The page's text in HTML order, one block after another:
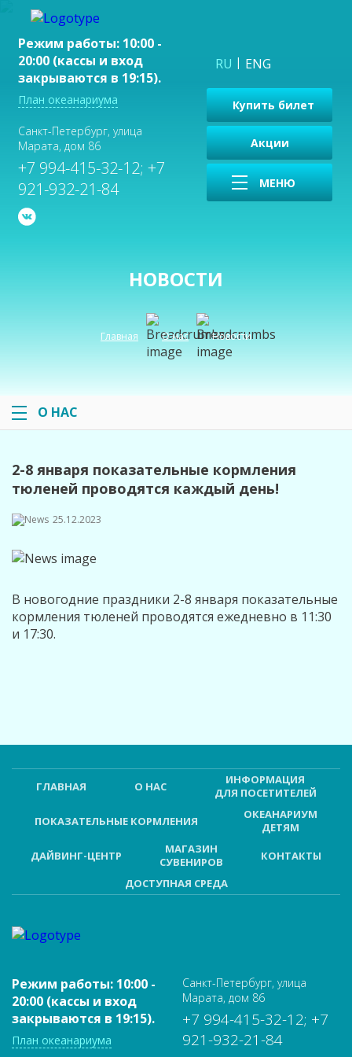
Режим работы: 10:00 -
20:00 (кассы и вход
закрываются в 19:15).
План океанариума
Санкт-Петербург, улица
Марата, дом 86
+7 994-415-32-12; +7
921-932-21-84
RU ENG
Купить билет
Акции
МЕНЮ
НОВОСТИ
Главная О нас Новости
О НАС
2-8 января показательные кормления
тюленей проводятся каждый день!
25.12.2023
В новогодние праздники 2-8 января показательные
кормления тюленей проводятся ежедневно в 11:30
и 17:30.
ГЛАВНАЯ О НАС
ИНФОРМАЦИЯ
ДЛЯ ПОСЕТИТЕЛЕЙ
ПОКАЗАТЕЛЬНЫЕ КОРМЛЕНИЯ
ОКЕАНАРИУМ
ДЕТЯМ
ДАЙВИНГ-ЦЕНТР
МАГАЗИН
СУВЕНИРОВ
КОНТАКТЫ
ДОСТУПНАЯ СРЕДА
Режим работы: 10:00 -
20:00 (кассы и вход
закрываются в 19:15).
План океанариума
Санкт-Петербург, улица
Марата, дом 86
+7 994-415-32-12; +7
921-932-21-84